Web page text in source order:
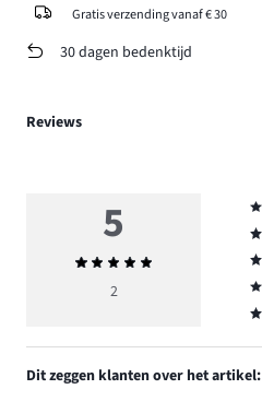
Gratis verzending vanaf € 30
30 dagen bedenktijd
Reviews
5
Gemiddelde
beoordeling
2
5,
2.
4,
3,
2,
0.
1,
Dit zeggen klanten over het artikel: